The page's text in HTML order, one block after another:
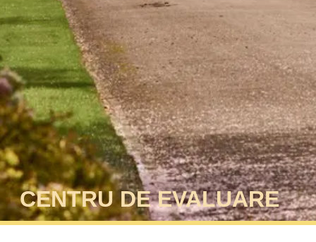
CENTRU DE EVALUARE